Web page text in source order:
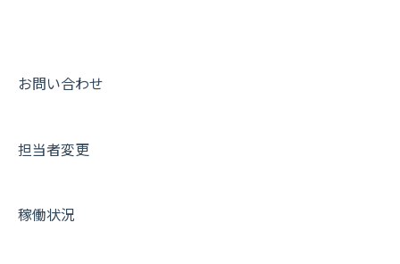
動画集：共通
お問い合わせ
担当者変更
稼働状況